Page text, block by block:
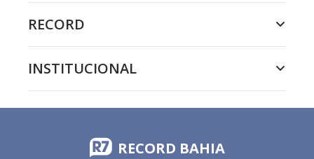
RECORD
INSTITUCIONAL
RECORD BAHIA